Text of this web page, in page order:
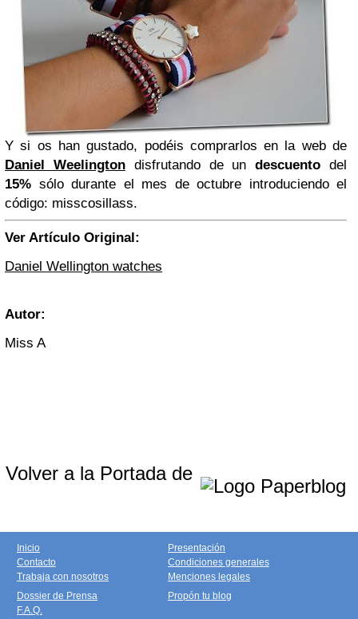
Y si os han gustado, podéis comprarlos en la web de
Daniel Weelingtondisfrutando de undescuentodel
15% sólo durante el mes de octubre introduciendo el
código: misscosillass.
Ver Artículo Original:
Daniel Wellington watches
Autor:
Miss A
Volver a la Portada de
Inicio
Contacto
Trabaja con nosotros
Presentación
Condiciones generales
Menciones legales
Dossier de Prensa
F.A.Q.
Propón tu blog